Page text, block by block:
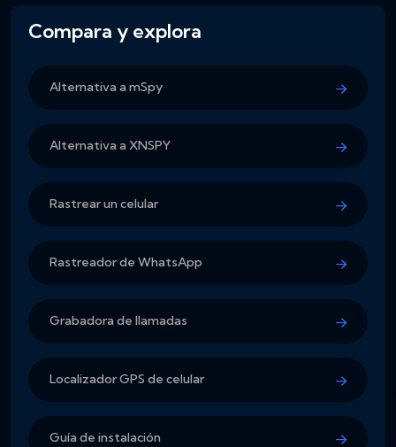
Compara y explora
Alternativa a mSpy
Alternativa a XNSPY
Rastrear un celular
Rastreador de WhatsApp
Grabadora de llamadas
Localizador GPS de celular
Guía de instalación